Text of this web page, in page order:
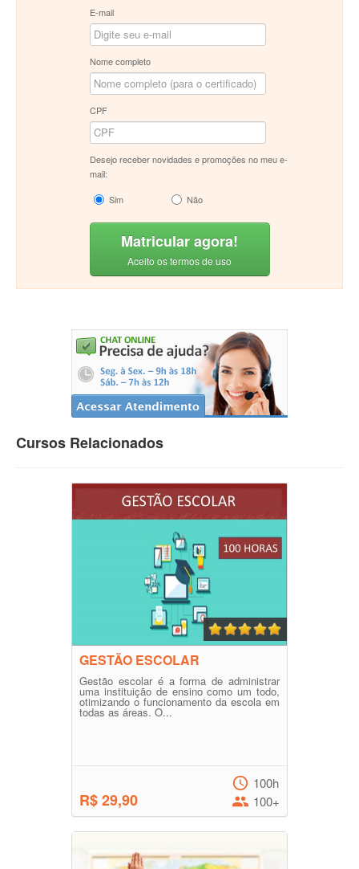
E-mail
Nome completo
CPF
Desejo receber novidades e promoções no meu e-
mail:
Sim
Não
Matricular agora!
Aceito os termos de uso
Cursos Relacionados
GESTÃO ESCOLAR
Gestão escolar é a forma de administrar
uma instituição de ensino como um todo,
otimizando o funcionamento da escola em
todas as áreas. O...
R$ 29,90
100h
100+